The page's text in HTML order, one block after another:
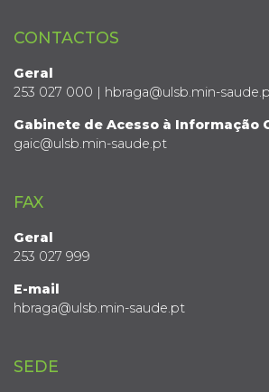
CONTACTOS
Geral
253 027 000 | hbraga@ulsb.min-
Gabinete de Acesso à Informação
gaic@ulsb.min-saude.pt
FAX
Geral
253 027 999
E-mail
hbraga@ulsb.min-saude.pt
SEDE